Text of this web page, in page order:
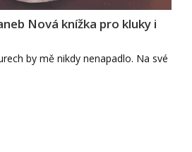
Nová knížka pro kluky i
by mě nikdy nenapadlo. Na své